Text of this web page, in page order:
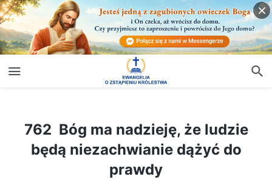
762 Bóg ma nadzieję, że ludzie
będą niezachwianie dążyć do
prawdy